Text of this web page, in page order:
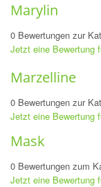
Marylin
0 Bewertungen zur
Jetzt eine Bewertung
Marzelline
0 Bewertungen zur
Jetzt eine Bewertung
Mask
0 Bewertungen zum
Jetzt eine Bewertung